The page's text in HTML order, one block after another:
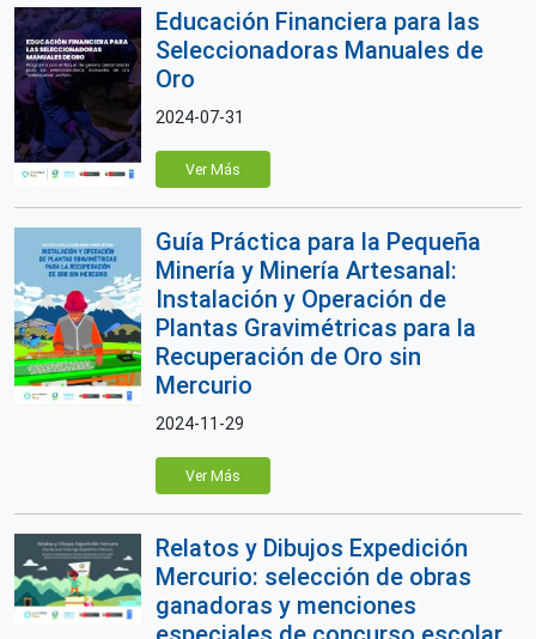
Educación Financiera para las
Seleccionadoras Manuales de
Oro
2024-07-31
Ver Más
Guía Práctica para la Pequeña
Minería y Minería Artesanal:
Instalación y Operación de
Plantas Gravimétricas para la
Recuperación de Oro sin
Mercurio
2024-11-29
Ver Más
Relatos y Dibujos Expedición
Mercurio: selección de obras
ganadoras y menciones